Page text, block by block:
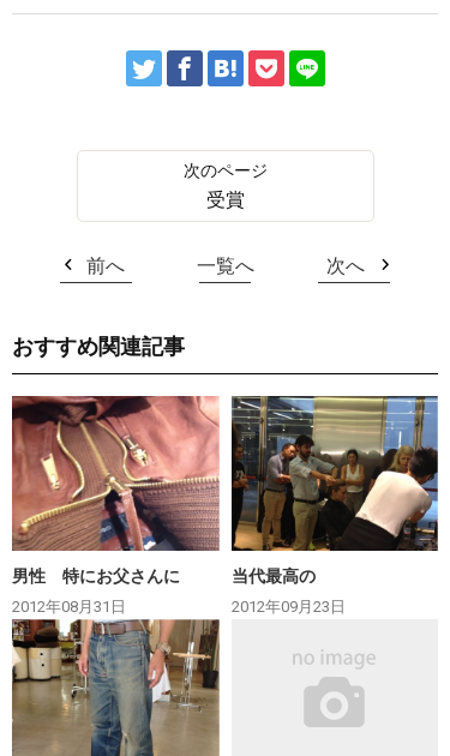
受賞
前へ 一覧へ 次へ
おすすめ関連記事
男性 特にお父さんに
2012年08月31日
当代最高の
2012年09月23日